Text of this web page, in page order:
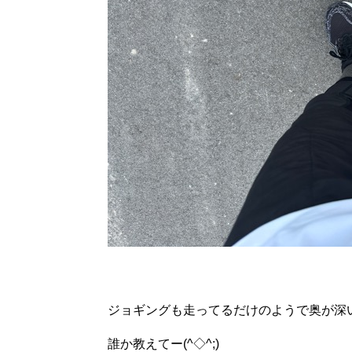
ジョギングも走ってるだけのようで奥が深
誰か教えてー(^◇^;)